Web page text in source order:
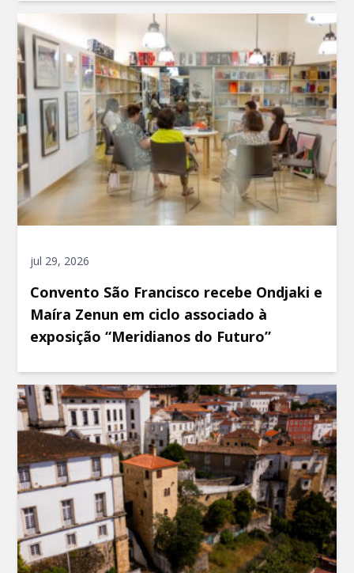
jul 29, 2026
Convento São Francisco recebe Ondjaki e
Maíra Zenun em ciclo associado à
exposição “Meridianos do Futuro”